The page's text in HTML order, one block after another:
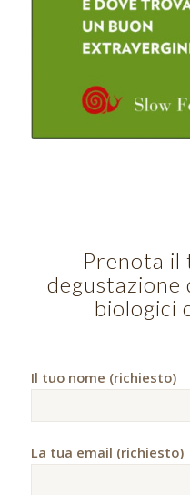
Prenota il
degustazione
biologici
Il tuo nome (richiesto)
La tua email (richiesto)